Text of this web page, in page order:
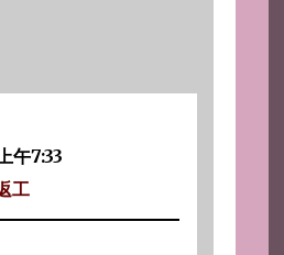
午7:33
工